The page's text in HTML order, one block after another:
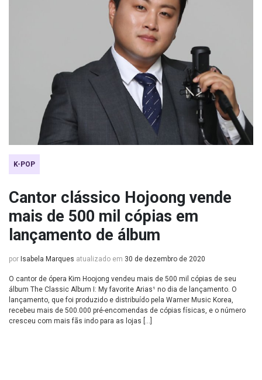
K-POP
Cantor clássico Hojoong vende
mais de 500 mil cópias em
lançamento de álbum
por Isabela Marques atualizado em 30 de dezembro de 2020
O cantor de ópera Kim Hoojong vendeu mais de 500 mil cópias de seu
álbum The Classic Album I: My favorite Arias¹ no dia de lançamento. O
lançamento, que foi produzido e distribuído pela Warner Music Korea,
recebeu mais de 500.000 pré-encomendas de cópias físicas, e o número
cresceu com mais fãs indo para as lojas […]